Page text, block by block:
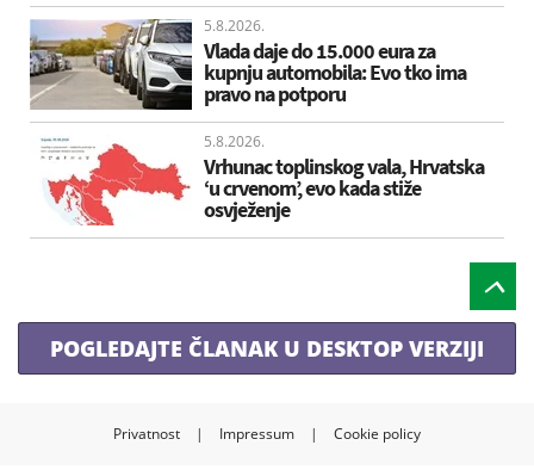
5.8.2026.
Vlada daje do 15.000 eura za
kupnju automobila: Evo tko ima
pravo na potporu
5.8.2026.
Vrhunac toplinskog vala, Hrvatska
‘u crvenom’, evo kada stiže
osvježenje
POGLEDAJTE ČLANAK U DESKTOP VERZIJI
Privatnost | Impressum | Cookie policy